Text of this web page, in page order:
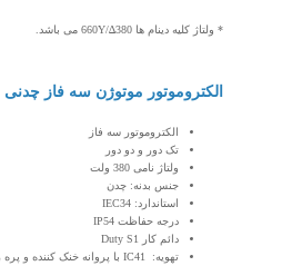
* ولتاژ کلیه دینام ها 380∆/660Y می باشد.
الکتروموتور موتوژن سه فاز چدنی
الکتروموتور سه فاز
تک دور و دو دور
ولتاژ نامی 380 ولت
جنس بدنه: چدن
استاندارد: IEC34
درجه حفاظت IP54
دائم کار Duty S1
تهویه: IC41 با پروانه خنک کننده و پره روتور